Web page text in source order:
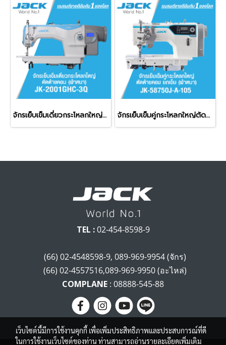
จักรเย็บเข็มเดี่ยวกระโหลกใหญ่ตัดด้ายคอม JACK รุ่น JK-2001GHC-3Q จักรเย็บเข็มคู่กระโหลกใหญ่ตัดด้ายคอม ยกเข็ม (ผ้าหนา) JACK รุ่น JK-58750J-A-105
TEL :02-454-8598-9
(66) 02-4548598-9, 089-969-9954 (จักร)
(66) 02-4557516,089-969-9950 (อะไหล่)
COMPLANE : 08888-545-88
เว็บไซต์นี้มีการใช้งานคุกกี้ เพื่อเพิ่มประสิทธิภาพและประสบการณ์ที่ดี
ในการใช้งานเว็บไซต์ของท่าน ท่านสามารถอ่านรายละเอียดเพิ่มเติม